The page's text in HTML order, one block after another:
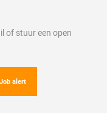
of stuur een open
Job alert